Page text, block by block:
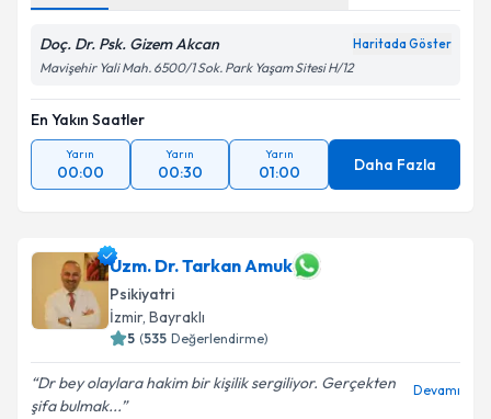
Doç. Dr. Psk. Gizem Akcan Haritada Göster
Mavişehir Yali Mah. 6500/1 Sok. Park Yaşam Sitesi H/12
En Yakın Saatler
Yarın
00:00
Yarın
00:30
Yarın
01:00 Daha Fazla
Uzm. Dr. Tarkan Amuk
Psikiyatri
İzmir, Bayraklı
5 (535 Değerlendirme)
Dr bey olaylara hakim bir kişilik sergiliyor. Gerçekten
şifa bulmak...
Devamı